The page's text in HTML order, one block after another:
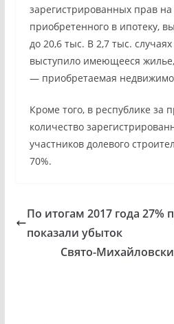
зарегистрированных прав
приобретенного в ипотеку,
до 20,6 тыс. В 2,7 тыс.
выступило имеющееся
— приобретаемая
Кроме того, в республике за
количество
участников долевого
70%.
По итогам 2017 года 27%
показали убыток
Свято-